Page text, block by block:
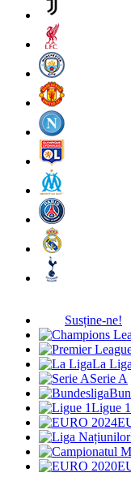
Susține-ne!
La Liga
Serie A
Ligue 1